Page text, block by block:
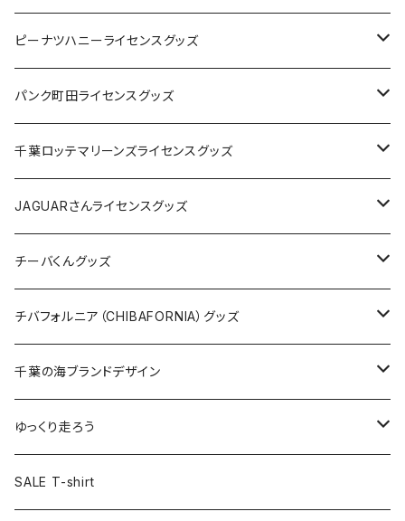
キャップ
ステッカー
缶バッジ
ホテルキーホルダー
ステッカー
缶バッジ
アクリルキーホルダー
ホテルキーホルダー
クリアファイル
Tシャツ
キャップ
トートバッグ
ランチバッグ
ピーナツハニーライセンスグッズ
Tシャツ
キャップ
バッグ
ステッカー
缶バッジ
キーホルダー
クリアファイル
パンク町田ライセンスグッズ
Tシャツ
キャップ
バッグ
ステッカー
缶バッジ
キーホルダー
クリアファイル
千葉ロッテマリーンズライセンスグッズ
ステッカー
ステッカー
ステッカー大
缶バッジ
缶バッジ32mm
缶バッジ54mm
エコバッグ
JAGUARさんコラボグッズ
Tシャツ
ステッカー
サコッシュ
ホテルキーホルダー
JAGUARさんライセンスグッズ
Tシャツ
ステッカー
缶バッジ
クリアファイル
マスク
チーバくんグッズ
Tシャツ
キャップ
エコバッグ
ステッカー
チバフォルニア（CHIBAFORNIA）グッズ
Tシャツ
キャップ
ステッカー
千葉の海ブランドデザイン
Tシャツ
キャップ
ゆっくり走ろう
Tシャツ
SALE T-shirt